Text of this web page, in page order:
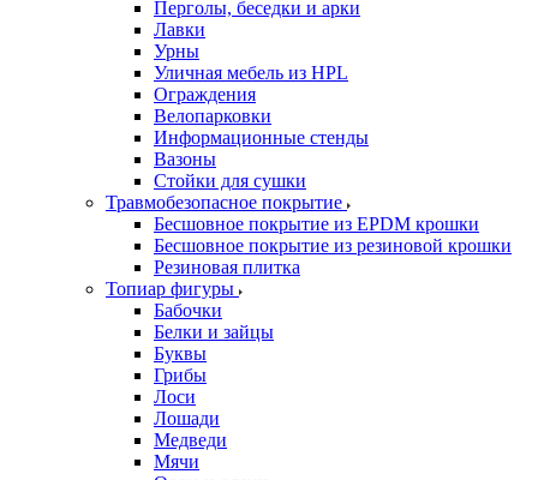
Перголы, беседки и арки
Лавки
Урны
Уличная мебель из HPL
Ограждения
Велопарковки
Информационные стенды
Вазоны
Стойки для сушки
Травмобезопасное покрытие
Бесшовное покрытие из EPDM крошки
Бесшовное покрытие из резиновой крошки
Резиновая плитка
Топиар фигуры
Бабочки
Белки и зайцы
Буквы
Грибы
Лоси
Лошади
Медведи
Мячи